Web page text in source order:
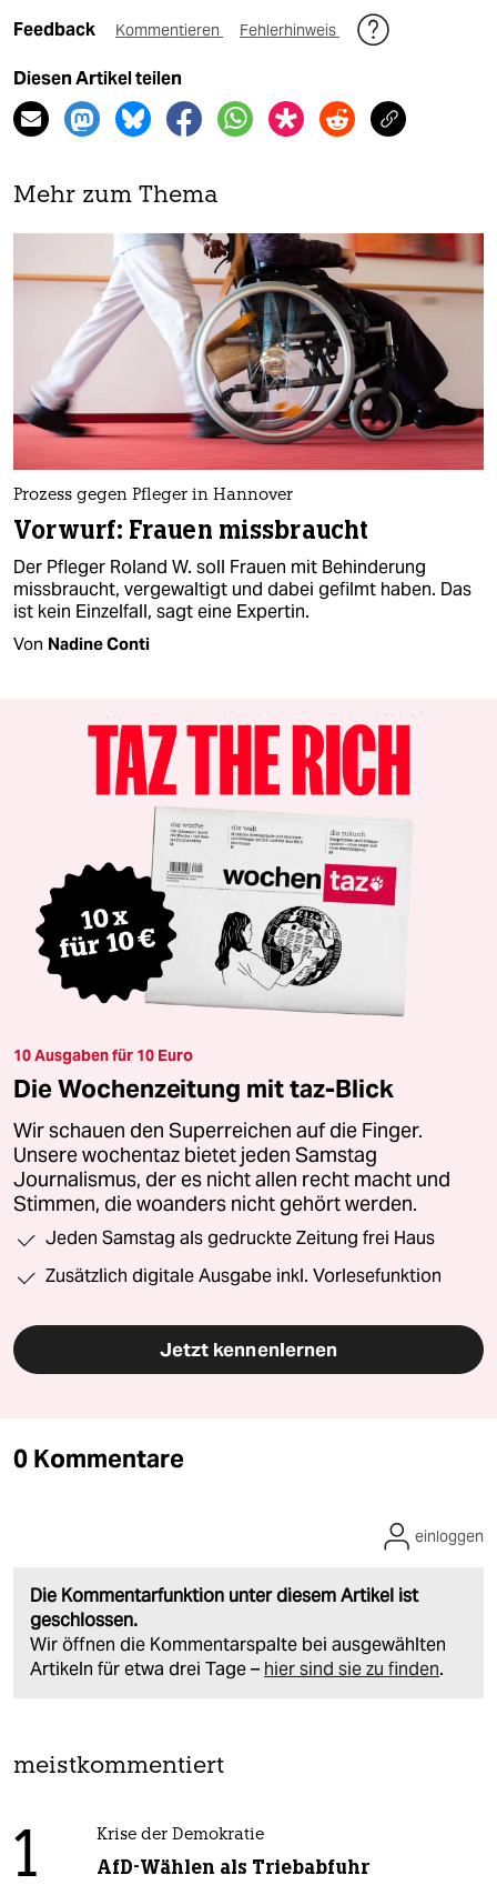
Feedback Kommentieren Fehlerhinweis
Diesen Artikel teilen
Mehr zum Thema
Prozess gegen Pfleger in Hannover
Vorwurf: Frauen missbraucht
Der Pfleger Roland W. soll Frauen mit Behinderung
missbraucht, vergewaltigt und dabei gefilmt haben. Das
ist kein Einzelfall, sagt eine Expertin.
Von Nadine Conti
10 Ausgaben für 10 Euro
Die Wochenzeitung mit taz-Blick
Wir schauen den Superreichen auf die Finger.
Unsere wochentaz bietet jeden Samstag
Journalismus, der es nicht allen recht macht und
Stimmen, die woanders nicht gehört werden.
Jeden Samstag als gedruckte Zeitung frei Haus
Zusätzlich digitale Ausgabe inkl. Vorlesefunktion
Jetzt kennenlernen
0 Kommentare
Die Kommentarfunktion unter diesem Artikel ist
geschlossen.
Wir öffnen die Kommentarspalte bei ausgewählten
Artikeln für etwa drei Tage – hier sind sie zu finden.
einloggen
meistkommentiert
1 Krise der Demokratie
AfD-Wählen als Triebabfuhr